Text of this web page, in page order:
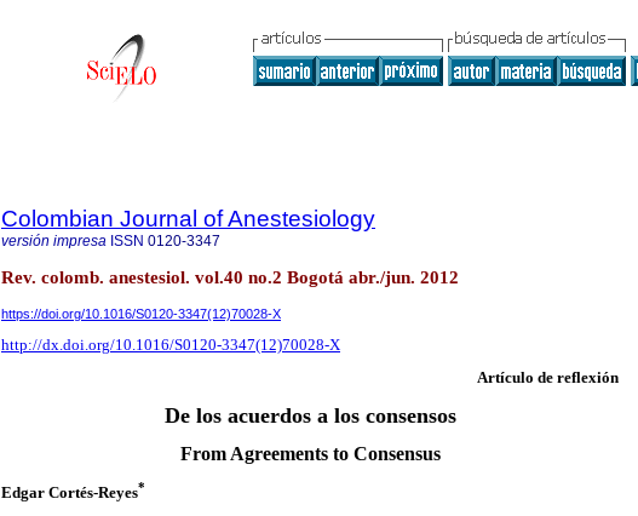
Colombian Journal of Anestesiology
versión impresa ISSN 0120-3347
Rev. colomb. anestesiol. vol.40 no.2 Bogotá abr./jun. 2012
https://doi.org/10.1016/S0120-3347(12)70028-X
http://dx.doi.org/10.1016/S0120-3347(12)70028-X
Artículo de reflexión
De los acuerdos a los consensos
From Agreements to Consensus
Edgar Cortés-Reyes*